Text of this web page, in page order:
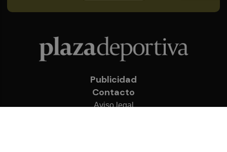
Publicidad
Contacto
Aviso legal